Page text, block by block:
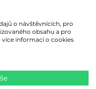
ČÁROVÝCH
procesy:Sortiment
skenery lze snadno
o návštěvnících, pro
obsahu a pro
informací o cookies